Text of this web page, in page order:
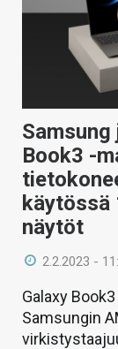
Book3 -
käytössä
näytöt
2.2.2023 -
Galaxy
Samsungin